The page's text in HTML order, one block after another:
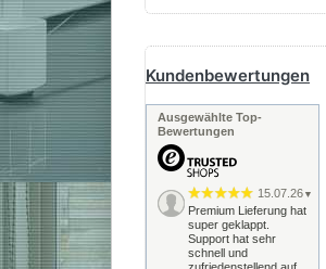
Yamaha Digitalpiano
Yamaha CLP-895 GP
Yamaha CLP-885
Yamaha CLP-875
Yamaha CLP-865 GP
Yamaha CLP-845
Yamaha CLP-835
Yamaha CLP-825
Yamaha CLP-775
Yamaha CLP-765
Kundenbewertungen
Ausgewählte Top-
Bewertungen
15.07.26 ▼
Premium Lieferung hat
super geklappt.
Support hat sehr
schnell und